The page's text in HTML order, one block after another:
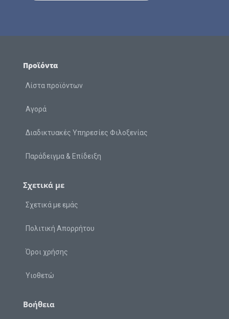
Προϊόντα
Λίστα προϊόντων
Αγορά
Διαδικτυακές Υπηρεσίες Φιλοξενίας
Παράδειγμα & Επίδειξη
Σχετικά με
Σχετικά με εμάς
Πολιτική Απορρήτου
Όροι χρήσης
Υιοθετώ
Βοήθεια